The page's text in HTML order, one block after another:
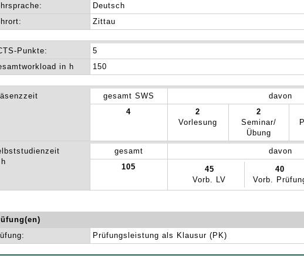
Deutsch
Zittau
Punkte:
5
in h
150
gesamt SWS
davon
4
2
Vorlesung
2
Seminar/
Übung
gesamt
davon
105
45
Vorb. LV
40
Vorb.
Prüfungsleistung als Klausur (PK)